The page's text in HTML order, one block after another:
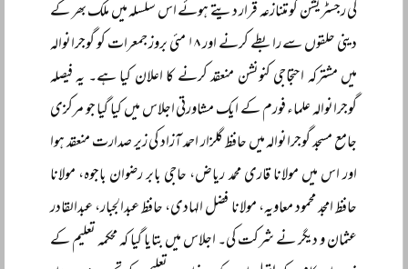
کی رجسٹریشن کو متنازعہ قرار دیتے ہوئے اس سلسلہ میں ملک بھر کے
دینی حلقوں سے رابطے کرنے اور ۱۸ مئی بروز جمعرات کو گوجرانوالہ
میں مشترکہ احتجاجی کنونشن منعقد کرنے کا اعلان کیا ہے۔ یہ فیصلہ
گوجرانوالہ علماء فورم کے ایک مشاورتی اجلاس میں کیا گیا جو مرکزی
جامع مسجد گوجرانوالہ میں حافظ گلزار احمد آزاد کی زیر صدارت منعقد ہوا
اور اس میں مولانا قاری محمد ریاض، حاجی بابر رضوان باجوہ، مولانا
حافظ امجد محمود معاویہ، مولانا فضل الہادی، حافظ عبدالجبار، عبدالقادر
عثمان و دیگر نے شرکت کی۔ اجلاس میں بتایا گیا کہ محکمہ تعلیم کے